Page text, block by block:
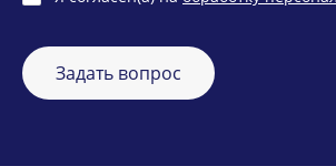
Задать вопрос